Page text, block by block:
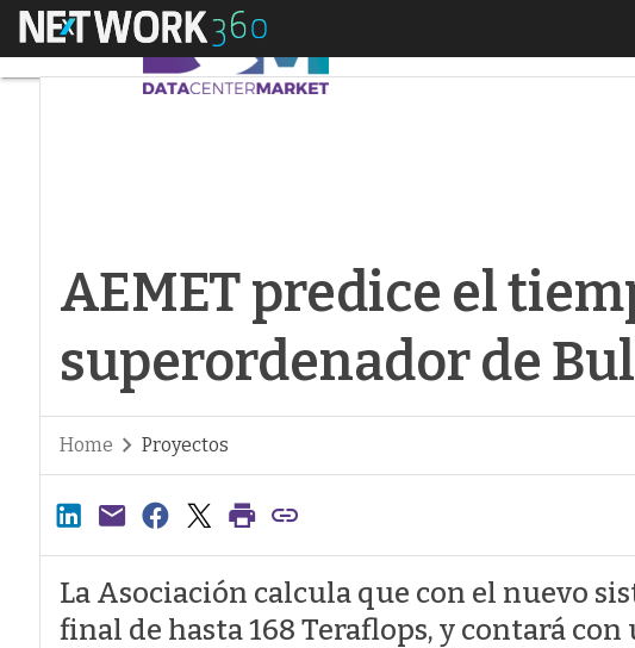
Menú
AEMET predice el
superordenador de
Home Proyectos
La Asociación calcula que con el nuevo
final de hasta 168 Teraflops, y contará